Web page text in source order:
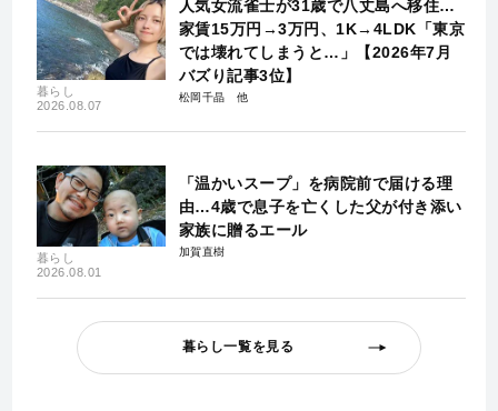
暮らし
2026.08.07
人気女流雀士が31歳で八丈島へ移住…
家賃15万円→3万円、1K→4LDK「東京
では壊れてしまうと…」【2026年7月
バズり記事3位】
松岡千晶
暮らし
2026.08.01
「温かいスープ」を病院前で届ける理
由…4歳で息子を亡くした父が付き添い
家族に贈るエール
加賀直樹
暮らし一覧を見る